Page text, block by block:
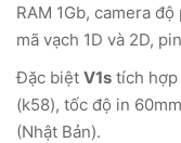
RAM 1Gb, camera
mã vạch 1D và 2D,
Đặc biệt V1s tích
(k58), tốc độ in
(Nhật Bản).